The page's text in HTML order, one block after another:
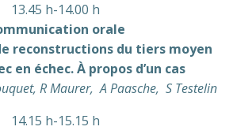
13.45 h-14.00 h
orale
reconstructions du tiers moyen
en échec. À propos d’un cas
R Maurer, A Paasche, S Testelin
14.15 h-15.15 h